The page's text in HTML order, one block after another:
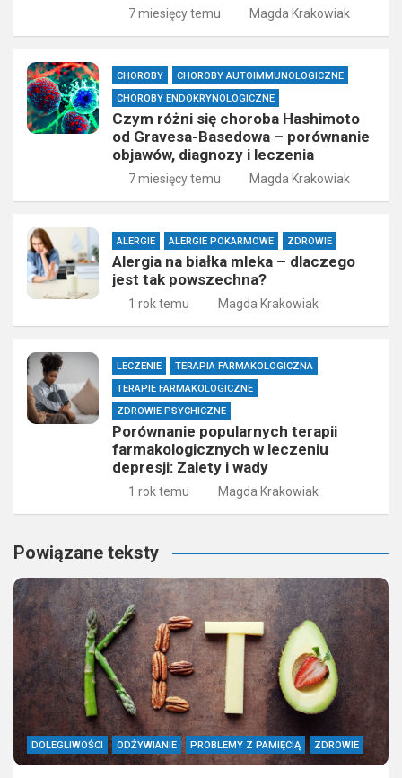
7 miesięcy temu Magda Krakowiak
CHOROBY
CHOROBY AUTOIMMUNOLOGICZNE
CHOROBY ENDOKRYNOLOGICZNE
Czym różni się choroba Hashimoto
od Gravesa-Basedowa – porównanie
objawów, diagnozy i leczenia
7 miesięcy temu Magda Krakowiak
ALERGIE ALERGIE POKARMOWE ZDROWIE
Alergia na białka mleka – dlaczego
jest tak powszechna?
1 rok temu Magda Krakowiak
LECZENIE
TERAPIA FARMAKOLOGICZNA
TERAPIE FARMAKOLOGICZNE
ZDROWIE PSYCHICZNE
Porównanie popularnych terapii
farmakologicznych w leczeniu
depresji: Zalety i wady
1 rok temu Magda Krakowiak
Powiązane teksty
DOLEGLIWOŚCI ODŻYWIANIE PROBLEMY Z PAMIĘCIĄ ZDROWIE